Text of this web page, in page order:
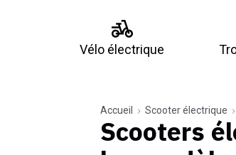
Vélo électrique
Accueil Scooter électrique
Scooters